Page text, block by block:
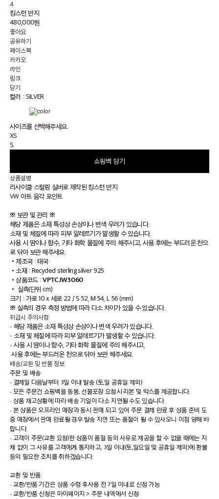
4
킹스턴 반지
480,000원
좋아요
공유하기
페이스북
카카오
라인
링크
닫기
컬러 : SILVER
사이즈를 선택해주세요.
XS
S
쇼핑백 담기
상품설명
리사이클 스털링 실버로 제작된 킹스턴 반지
VW 아트 음각 포인트
※ 보관 및 관리 ※
해당 제품은 소재 특성상 손상이나 변색 우려가 있습니다.
소재 및 체질에 따라 피부 알레르기가 발생할 수 있습니다.
사용 시 땀이나 향수, 기타 화학 물질에 주의 해주시고, 사용 후에는 부드러운 천으
로 닦아 보관 해주세요.
• 제조국 : 태국
• 소재 : Recycled sterling silver 925
•상품코드 :VPTCJW3060
• 실측(단위 cm)
크기 : 가로 10 x 세로 22 / S 52, M 54, L 56 (mm)
※ 실측의 경우 측정 방법에 따라 다소 차이가 있을 수 있습니다.
취급시 주의사항
· 해당 제품은 소재 특성상 손상이나 변색 우려가 있습니다.
· 소재 및 체질에 따라 피부 알레르기가 발생할 수 있습니다.
· 사용 시 땀이나 향수, 기타 화학 물질에 주의 해주시고,
사용 후에는 부드러운 천으로 닦아 보관 해주세요.
배송/교환 및 반품 정보
주문 및 배송
· 결제일 다음날부터 3일 이내 발송 (토,일 공휴일 제외)
· 모든 주문건 쇼핑백을 동봉, 선물포장 요청시 리본 및 박스를 제공합니다.
· 상품 재고상황에 따라 배송 기일이 다소 지연될 수도 있습니다.
· 본 상품은 오프라인 매장과 동시 판매 되고 있어 주문 결제 완료 후 상품 준비 도
중 매장에서 판매 완료될 경우 발송 지연 또는 품절이 될 수 있사오니 이점 양해 바
랍니다.
· 고객이 주문(교환 요청)한 상품이 품절 등의 사유로 제공을 할 수 없을 때에는 지
체 없이 그 사유를 고객에게 통지하고, 3일 이내(토,일요일 및 공휴일 제외)에 환불
등의 필요한 조치를 취하겠습니다.
교환 및 반품
· 교환/반품 기간은 상품 수령 후사용 전 7일 이내로 신청 가능
· 교환/반품 신청은 마이페이지 > 주문 내역에서 신청